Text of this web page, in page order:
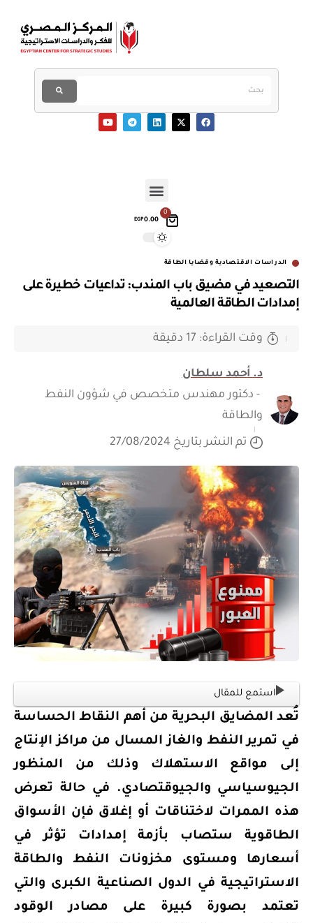
0
EGP0.00
الدراسات الاقتصادية وقضايا الطاقة
التصعيد في مضيق باب المندب: تداعيات خطيرة على
إمدادات الطاقة العالمية
د. أحمد سلطان
- دكتور مهندس متخصص في شؤون النفط
والطاقة
تم النشر بتاريخ 27/08/2024
وقت القراءة: 17 دقيقة
استمع للمقال
تُعد المضايق البحرية من أهم النقاط الحساسة
في تمرير النفط والغاز المسال من مراكز الإنتاج
إلى مواقع الاستهلاك وذلك من المنظور
الجيوسياسي والجيوقتصادي. في حالة تعرض
هذه الممرات لاختناقات أو إغلاق فإن الأسواق
الطاقوية ستصاب بأزمة إمدادات تؤثر في
أسعارها ومستوى مخزونات النفط والطاقة
الاستراتيجية في الدول الصناعية الكبرى والتي
تعتمد بصورة كبيرة على مصادر الوقود